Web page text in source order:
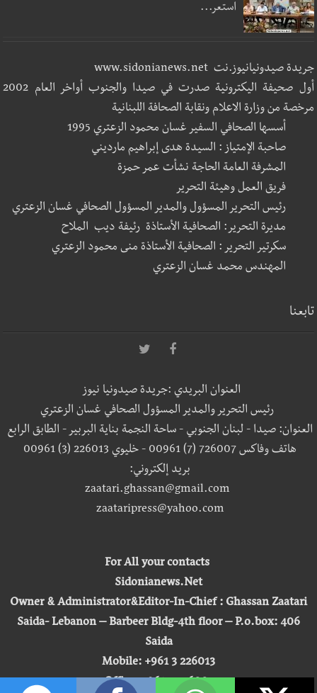
استعر...
جريدة صيدونيانيوز.نت www.sidonianews.net
أول صحيفة اليكترونية صدرت في صيدا والجنوب أواخر العام 2002
مرخصة من وزارة الاعلام ونقابة الصحافة اللبنانية
أسسها الصحافي السفير غسان محمود الزعتري 1995
صاحبة الإمتياز : السيدة هدى إبراهيم مارديني
المشرفة العامة الحاجة نشأت عمر حمزة
فريق العمل وهيئة التحرير
رئيس التحرير المسؤول والمدير المسؤول الصحافي غسان الزعتري
مديرة التحرير: الصحافية الأستاذة رئيفة ديب الملاح
سكرتير التحرير : الصحافية الأستاذة منى محمود الزعتري
المهندس محمد غسان الزعتري
تابعنا
العنوان البريدي :جريدة صيدونيا نيوز
رئيس التحرير والمدير المسؤول الصحافي غسان الزعتري
العنوان: صيدا - لبنان الجنوبي - ساحة النجمة بناية البربير - الطابق الرابع
هاتف وفاكس 726007 (7) 00961 - خليوي 226013 (3) 00961
بريد إلكتروني:
zaatari.ghassan@gmail.com
zaataripress@yahoo.com
For All your contacts
Sidonianews.Net
Owner & Administrator&Editor-In-Chief : Ghassan Zaatari
Saida- Lebanon – Barbeer Bldg-4th floor – P.o.box: 406
Saida
Mobile: +961 3 226013
Office: +961 7 726007